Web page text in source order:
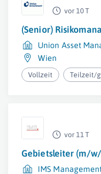
vor 10 T
(Senior)
Union Asset
Wien
Vollzeit Teilzeit/
vor 11 T
Gebietsleiter (m/
IMS